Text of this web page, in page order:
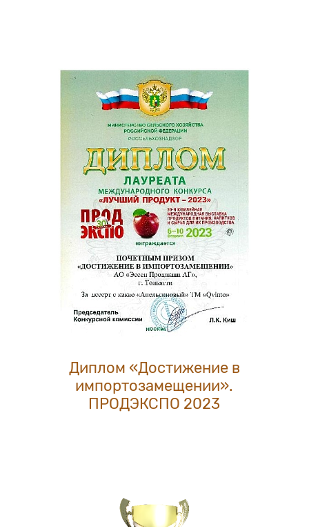
Диплом «Достижение в
импортозамещении».
ПРОДЭКСПО 2023